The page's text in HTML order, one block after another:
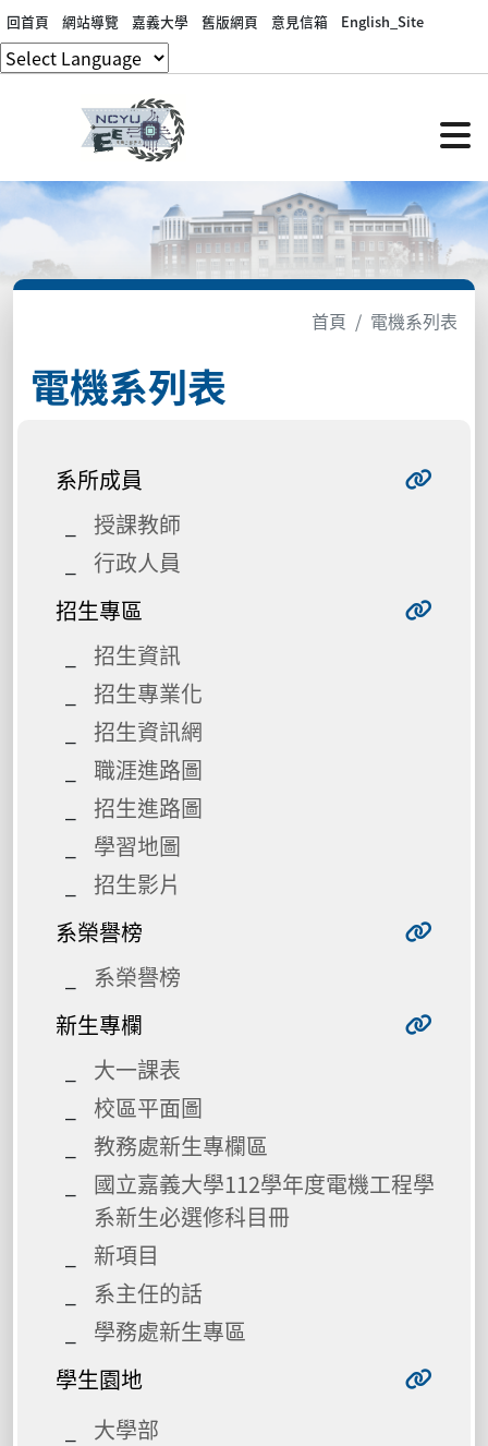
回首頁 網站導覽 嘉義大學 舊版網頁 意見信箱 English_Site
首頁 電機系列表
電機系列表
系所成員
授課教師
行政人員
招生專區
招生資訊
招生專業化
招生資訊網
職涯進路圖
招生進路圖
學習地圖
招生影片
系榮譽榜
系榮譽榜
新生專欄
大一課表
校區平面圖
教務處新生專欄區
國立嘉義大學112學年度電機工程學
系新生必選修科目冊
新項目
系主任的話
學務處新生專區
學生園地
大學部